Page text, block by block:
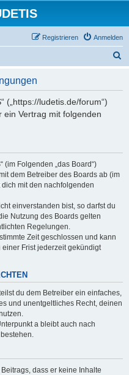
Anmelden
Registrieren
(„https://ludetis.de/forum“)
Vertrag mit folgenden
(im Folgenden „das Board“)
dem Betreiber des Boards ab (im
dich mit den nachfolgenden
einverstanden bist, so darfst du
Nutzung des Boards gelten
Regelungen.
Zeit geschlossen und kann
Frist jederzeit gekündigt
du dem Betreiber ein einfaches,
und unentgeltliches Recht, deinen
a bleibt auch nach
dass er keine Inhalte